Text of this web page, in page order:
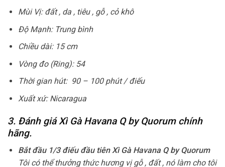
Mùi Vị: đất , da , tiêu , gỗ , cỏ khô
Độ Mạnh: Trung bình
Chiều dài: 15 cm
Vòng đo (Ring): 54
Thời gian hút: 90 – 100 phút / điếu
Xuất xứ: Nicaragua
3. Đánh giá Xì Gà Havana Q by Quorum chính
hãng.
Bắt đầu 1/3 điếu đầu tiên Xì Gà Havana Q by Quorum
Tôi có thể thưởng thức hương vị gỗ , đất , nó làm cho tôi